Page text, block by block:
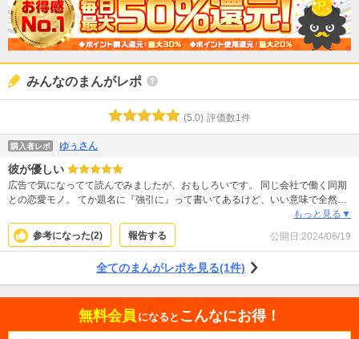
みんなのまんがレポ
(5.0) 評価数1件
購入者レポ ゆぅさん
彼が優しい
広告で気になってて読んでみましたが、おもしろいです。 同じ会社で働く同期
との恋愛モノ。 てか題名に『強引に』って書いてあるけど、いい意味で全然強
引じゃない！笑 ヒロインの心とペースにすごく寄り添ってくれてて、鳴くまで
待とうタイプ。 俺様タイプでもない、スポーツマンな優しい彼最高です。
もっと見る▼
参考になった(2) 報告する 公開日:2024/06/19
全てのまんがレポを見る(1件)
無料会員 になると こんなにお得！